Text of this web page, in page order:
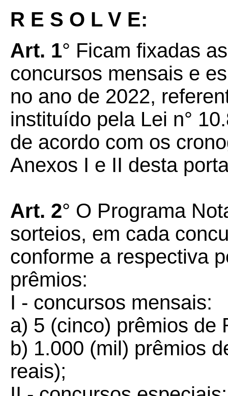
R E S O L V E:
Art. 1° Ficam fixadas
concursos mensais e
no ano de 2022,
instituído pela Lei n°
de acordo com os
Anexos I e II desta
Art. 2° O Programa
sorteios, em cada
conforme a respectiva
prêmios:
I - concursos mensais:
a) 5 (cinco) prêmios de
b) 1.000 (mil) prêmios
reais);